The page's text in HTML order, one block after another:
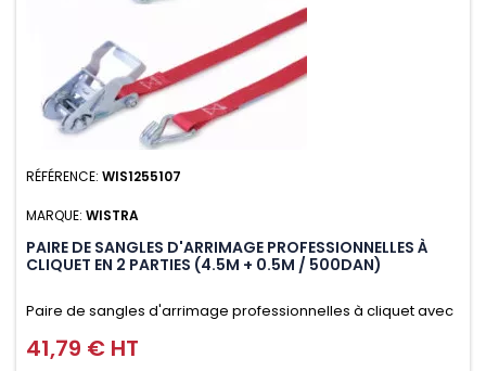
RÉFÉRENCE: WIS1255107
MARQUE: WISTRA
PAIRE DE SANGLES D'ARRIMAGE PROFESSIONNELLES À
CLIQUET EN 2 PARTIES (4.5M + 0.5M / 500DAN)
Paire de sangles d'arrimage professionnelles à cliquet avec
crochet en 2 parties (4.5M + 0.5M / 500daN), simple et rapide
Prix
41,79 € HT